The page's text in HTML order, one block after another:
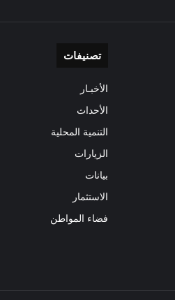
تصنيفات
الأخبـار
الأحداث
التنمية المحلية
الزيارات
بيانات
الاستثمار
فضاء المواطن